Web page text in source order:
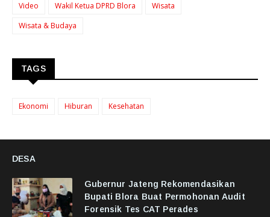
Video
Wakil Ketua DPRD Blora
Wisata
Wisata & Budaya
TAGS
Ekonomi Hiburan Kesehatan
DESA
Gubernur Jateng Rekomendasikan
Bupati Blora Buat Permohonan Audit
Forensik Tes CAT Perades